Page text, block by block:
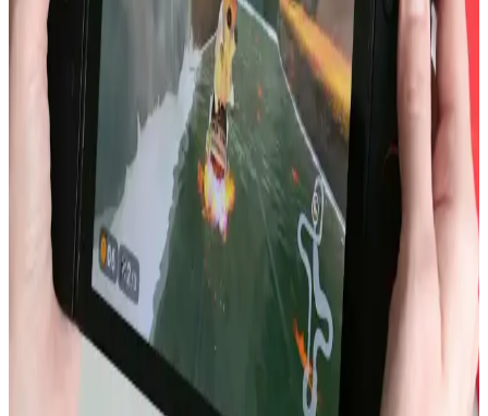
Intel ve LG Display'in düşük güç tüketimli ekran ve verimlilik
çekirdekleri, Windows dizüstü bilgisayarlarda batarya ömrünü
artırma potansiyeline sahip. Ancak yazılım ve donanım sorunları bu
avantajı sınırlıyor.
iPhone 13 Batarya Şişmesi: Nedenleri, Güvenlik
Riskleri ve Çözüm Yolları
iPhone 13 modellerinde artan batarya şişmesi vakaları, cihaz
güvenliği ve performansı açısından ciddi riskler taşır. Bu sorun,
üretim hataları ve kullanım koşullarıyla ilişkilidir. Batarya şişmesi
fark edildiğinde cihaz kapatılmalı ve profesyonel destek alınmalıdır.
Akıllı Telefonlarda Güçten Çok Verimlilik ve Uygun
Fiyatlı Çiplerin Önemi
Akıllı telefonlarda işlemci gücü artışı ısı ve enerji sorunları yaratıyor.
Daha verimli, termal yönetimi optimize edilmiş ve uygun fiyatlı
çipler ile batarya teknolojileri öncelik kazanıyor.